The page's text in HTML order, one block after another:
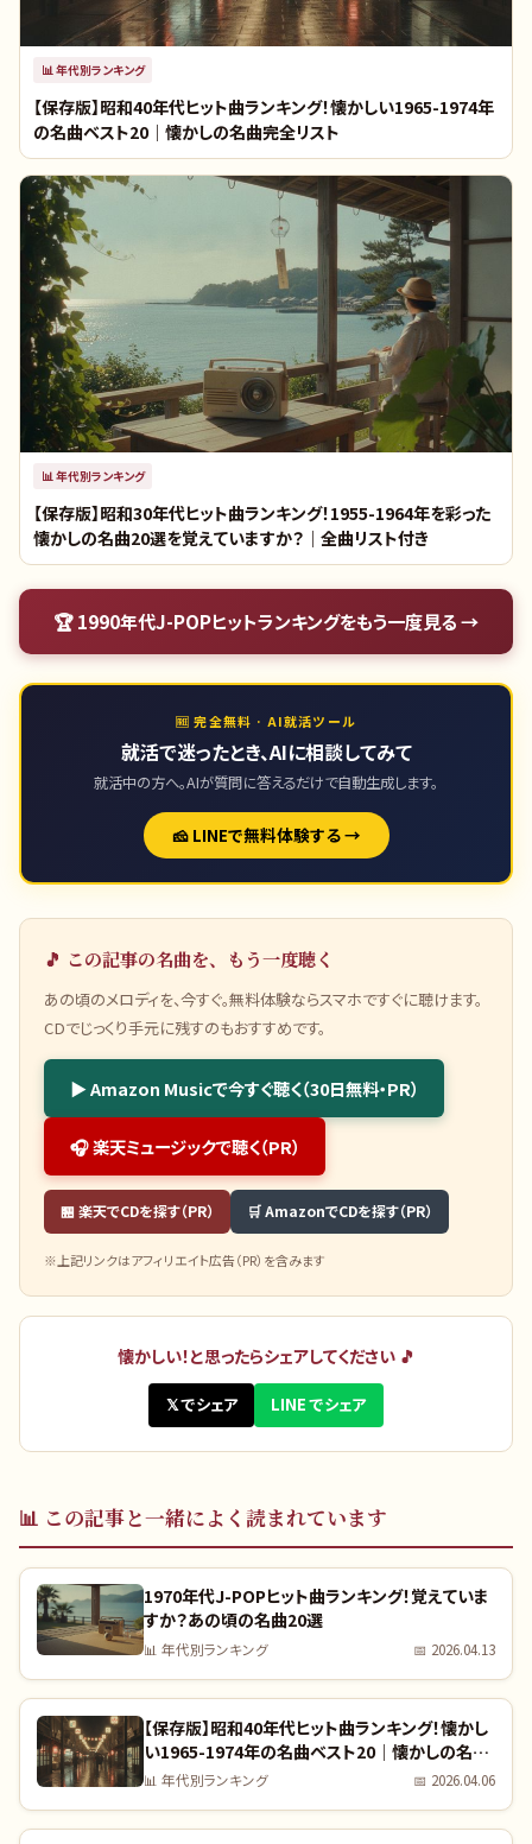
📊年代別ランキング
【保存版】昭和40年代ヒット曲ランキング！懐かしい1965-1974年
の名曲ベスト20｜懐かしの名曲完全リスト
📊年代別ランキング
【保存版】昭和30年代ヒット曲ランキング！1955-1964年を彩った
懐かしの名曲20選を覚えていますか？｜全曲リスト付き
🏆1990年代J-POPヒットランキングをもう一度見る →
🆓 完全無料 · AI就活ツール
就活で迷ったとき、AIに相談してみて
就活中の方へ。AIが質問に答えるだけで自動生成します。
🧀 LINEで無料体験する →
🎵 この記事の名曲を、もう一度聴く
あの頃のメロディを、今すぐ。無料体験ならスマホですぐに聴けます。
CDでじっくり手元に残すのもおすすめです。
▶ Amazon Musicで今すぐ聴く（30日無料・PR）
🎧 楽天ミュージックで聴く（PR）
🏪 楽天でCDを探す（PR） 🛒 AmazonでCDを探す（PR）
※上記リンクはアフィリエイト広告（PR）を含みます
懐かしい！と思ったらシェアしてください 🎵
𝕏 でシェア LINE でシェア
📊 この記事と一緒によく読まれています
1970年代J-POPヒット曲ランキング！覚えていま
すか？あの頃の名曲20選
📊 年代別ランキング 📅 2026.04.13
【保存版】昭和40年代ヒット曲ランキング！懐かし
い1965-1974年の名曲ベスト20｜懐かしの名曲
完全リスト
📊 年代別ランキング 📅 2026.04.06